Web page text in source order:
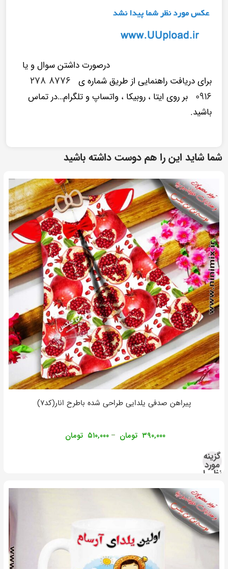
درصورت داشتن سوال و یا
برای دریافت راهنمایی از طریق شماره ی
۸۷۷۶ ۲۷۸
۰۹۱۶ بر روی ایتا ، روبیکا ، واتساپ و تلگرام…در تماس
باشید.
شما شاید این را هم دوست داشته باشید
پیراهن صدفی یلدایی طراحی شده باطرح انار(کد۷)
۳۹۰,۰۰۰ تومان – ۵۱۰,۰۰۰ تومان
گزینه
مورد
نظر را